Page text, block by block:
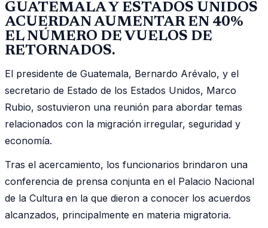
GUATEMALA Y ESTADOS UNIDOS
ACUERDAN AUMENTAR EN 40%
EL NÚMERO DE VUELOS DE
RETORNADOS.
El presidente de Guatemala, Bernardo Arévalo, y el
secretario de Estado de los Estados Unidos, Marco
Rubio, sostuvieron una reunión para abordar temas
relacionados con la migración irregular, seguridad y
economía.
Tras el acercamiento, los funcionarios brindaron una
conferencia de prensa conjunta en el Palacio Nacional
de la Cultura en la que dieron a conocer los acuerdos
alcanzados, principalmente en materia migratoria.